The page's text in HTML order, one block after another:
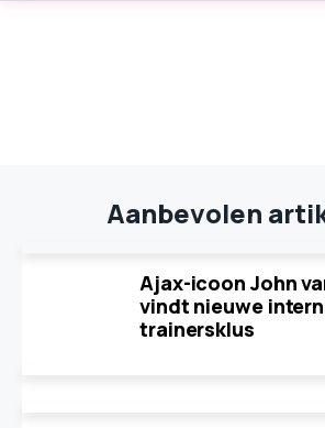
Aanbevolen
Ajax-icoon John
vindt nieuwe
trainersklus